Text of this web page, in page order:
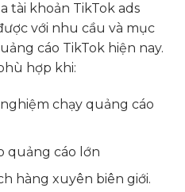
tài khoản TikTok ads
với nhu cầu và mục
cáo TikTok hiện nay.
hợp khi:
chạy quảng cáo
quảng cáo lớn
hàng xuyên biên giới.